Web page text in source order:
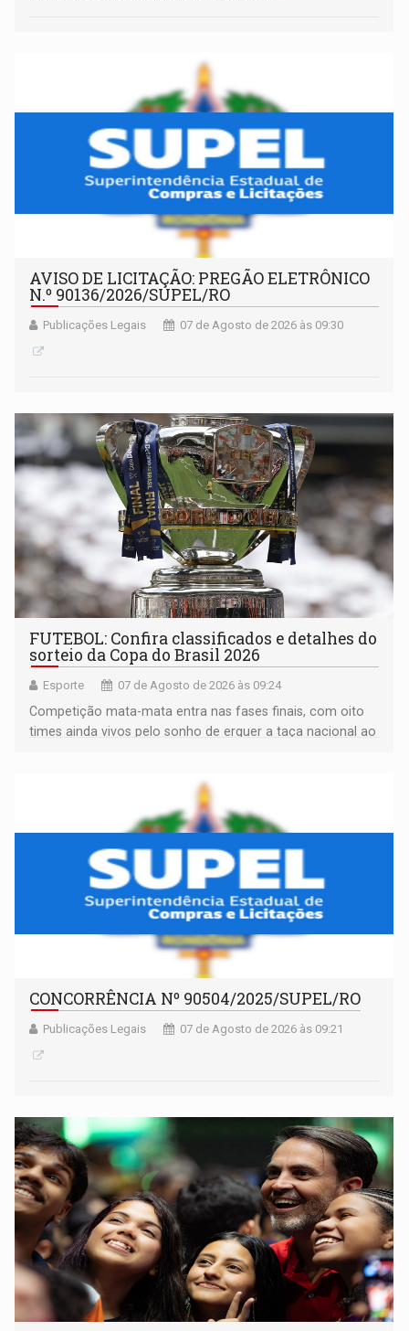
AVISO DE LICITAÇÃO: PREGÃO ELETRÔNICO
N.º 90136/2026/SUPEL/RO
Publicações Legais 07 de Agosto de 2026 às 09:30
FUTEBOL: Confira classificados e detalhes do
sorteio da Copa do Brasil 2026
Esporte 07 de Agosto de 2026 às 09:24
Competição mata-mata entra nas fases finais, com oito
times ainda vivos pelo sonho de erguer a taça nacional ao
CONCORRÊNCIA Nº 90504/2025/SUPEL/RO
Publicações Legais 07 de Agosto de 2026 às 09:21